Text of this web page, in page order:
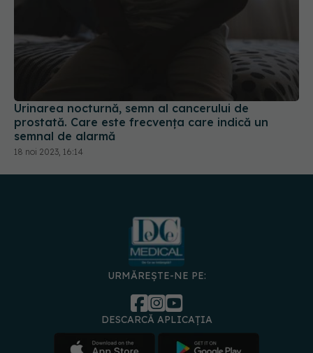
prostată. Care este frecvența care indică un
semnal de alarmă
18 noi 2023, 16:14
URMĂREȘTE-NE PE:
DESCARCĂ APLICAȚIA